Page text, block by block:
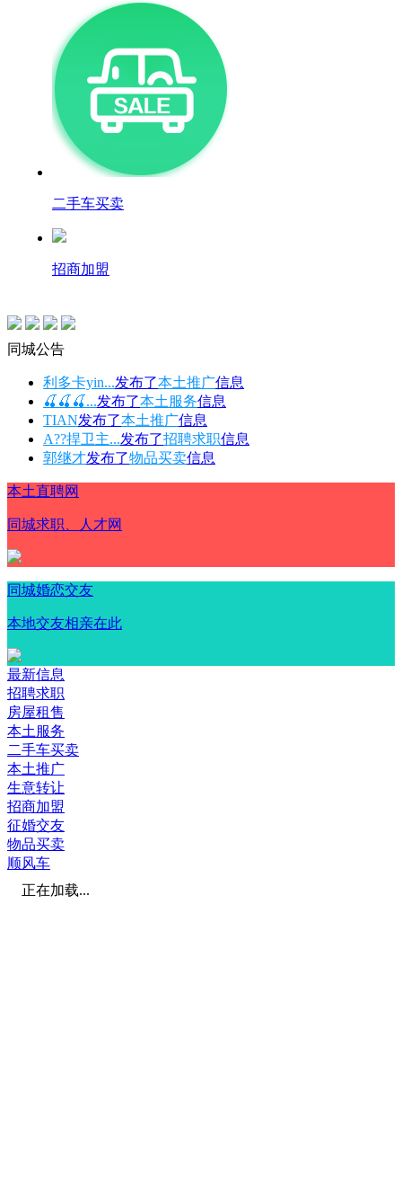
二手车买卖
招商加盟
同城公告
利多卡yin...发布了本土推广信息
🍒🍒🍒...发布了本土服务信息
TIAN发布了本土推广信息
A??捍卫主...发布了招聘求职信息
郭继才发布了物品买卖信息
本土直聘网
同城求职、人才网
同城婚恋交友
本地交友相亲在此
最新信息
招聘求职
房屋租售
本土服务
二手车买卖
本土推广
生意转让
招商加盟
征婚交友
物品买卖
顺风车
正在加载...